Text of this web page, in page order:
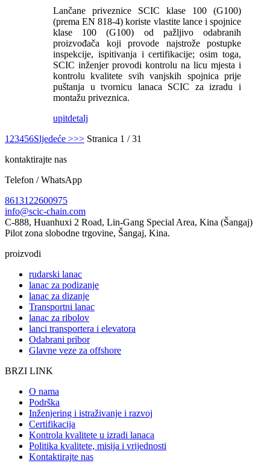
Lančane priveznice SCIC klase 100 (G100)
(prema EN 818-4) koriste vlastite lance i spojnice
klase 100 (G100) od pažljivo odabranih
proizvođača koji provode najstrože postupke
inspekcije, ispitivanja i certifikacije; osim toga,
SCIC inženjer provodi kontrolu na licu mjesta i
kontrolu kvalitete svih vanjskih spojnica prije
puštanja u tvornicu lanaca SCIC za izradu i
montažu priveznica.
upitdetalj
1 23456Sljedeće >>> Stranica 1 / 31
kontaktirajte nas
Telefon / WhatsApp
8613122600975
info@scic-chain.com
C-888, Huanhuxi 2 Road, Lin-Gang Special Area, Kina (Šangaj)
Pilot zona slobodne trgovine, Šangaj, Kina.
proizvodi
rudarski lanac
lanac za podizanje
lanac za dizanje
Transportni lanac
lanac za ribolov
lanci transportera i elevatora
Odabrani pribor
Glavne veze za offshore
BRZI LINK
O nama
Podrška
Inženjering i istraživanje i razvoj
Certifikacija
Kontrola kvalitete u izradi lanaca
Politika kvalitete, misija i vrijednosti
Kontaktirajte nas